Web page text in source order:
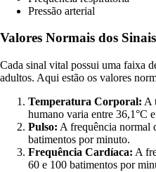
Pressão arterial
Valores Normais dos
Cada sinal vital possui uma faixa
adultos. Aqui estão os valores
Temperatura Corporal: A
humano varia entre 36,1°C
Pulso: A frequência normal
batimentos por minuto.
Frequência Cardíaca: A
60 e 100 batimentos por